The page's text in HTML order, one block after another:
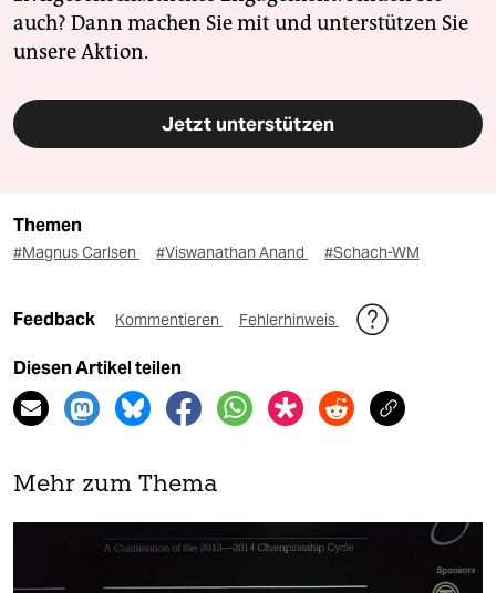
auch? Dann machen Sie mit und unterstützen Sie
unsere Aktion.
Jetzt unterstützen
Themen
#Magnus Carlsen #Viswanathan Anand #Schach-WM
Feedback Kommentieren Fehlerhinweis
Diesen Artikel teilen
Mehr zum Thema